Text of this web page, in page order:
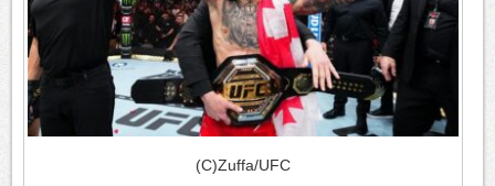
(C)Zuffa/UFC